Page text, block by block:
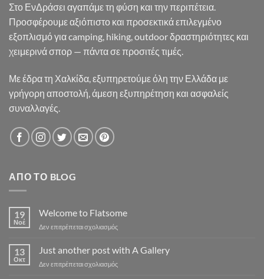
Στο ΕνΔράσει αγαπάμε τη φύση και την περιπέτεια.
Προσφέρουμε αξιόπιστο και προσεκτικά επιλεγμένο
εξοπλισμό για camping, hiking, outdoor δραστηριότητες και
χειμερινά σπορ — πάντα σε προσιτές τιμές.
Με έδρα τη Χαλκίδα, εξυπηρετούμε όλη την Ελλάδα με
γρήγορη αποστολή, άμεση εξυπηρέτηση και ασφαλείς
συναλλαγές.
ΑΠΌ ΤΟ BLOG
19
Νοέ
Welcome to Flatsome
Δεν επιτρέπεται σχολιασμόςστο
to
13
Οκτ
Just another post with A Gallery
Δεν επιτρέπεται σχολιασμόςστο